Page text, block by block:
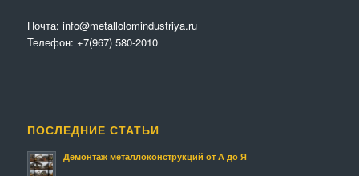
Почта: info@metallolomindustriya.ru
Телефон: +7(967) 580-2010
ПОСЛЕДНИЕ СТАТЬИ
Демонтаж металлоконструкций от А до Я